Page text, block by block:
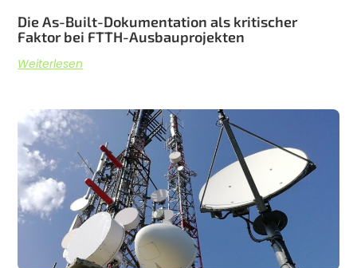
Die As-Built-Dokumentation als kritischer
Faktor bei FTTH-Ausbauprojekten
Weiterlesen